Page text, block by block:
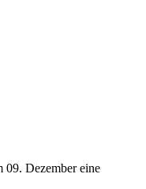
09. Dezember eine